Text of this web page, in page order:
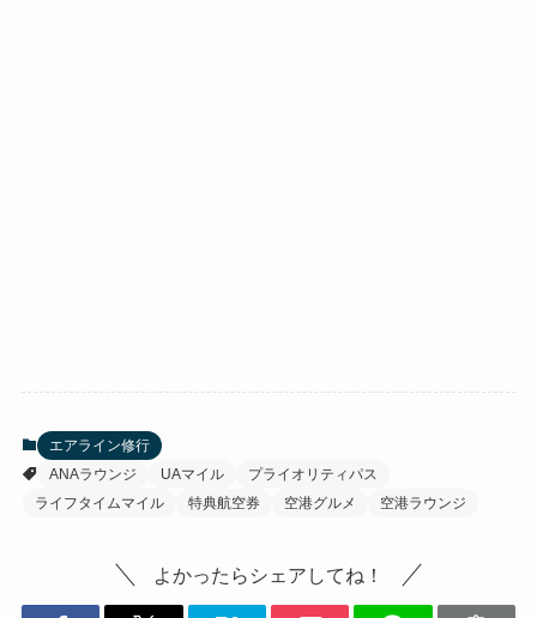
エアライン修行
ANAラウンジ
UAマイル
プライオリティパス
ライフタイムマイル
特典航空券 空港グルメ 空港ラウンジ
よかったらシェアしてね！